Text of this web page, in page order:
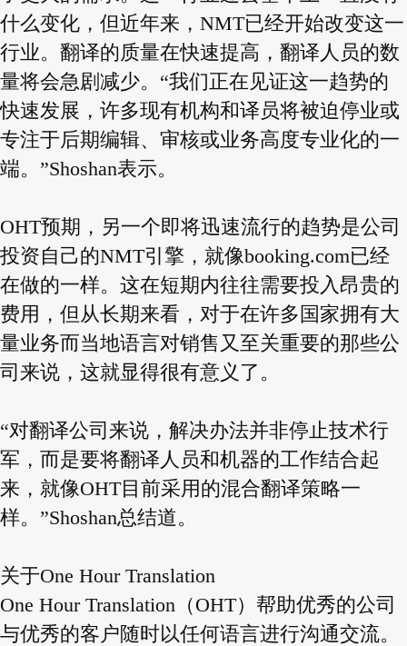
什么变化，但近年来，NMT已经开始改变这一
行业。翻译的质量在快速提高，翻译人员的数
量将会急剧减少。“我们正在见证这一趋势的
快速发展，许多现有机构和译员将被迫停业或
专注于后期编辑、审核或业务高度专业化的一
端。”Shoshan表示。
OHT预期，另一个即将迅速流行的趋势是公司
投资自己的NMT引擎，就像booking.com已经
在做的一样。这在短期内往往需要投入昂贵的
费用，但从长期来看，对于在许多国家拥有大
量业务而当地语言对销售又至关重要的那些公
司来说，这就显得很有意义了。
“对翻译公司来说，解决办法并非停止技术行
军，而是要将翻译人员和机器的工作结合起
来，就像OHT目前采用的混合翻译策略一
样。”Shoshan总结道。
关于One Hour Translation
One Hour Translation（OHT）帮助优秀的公司
与优秀的客户随时以任何语言进行沟通交流。